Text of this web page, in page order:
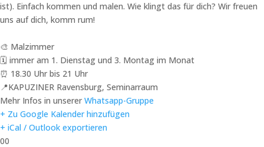
ist). Einfach kommen und malen. Wie klingt das für dich? Wir freuen
uns auf dich, komm rum!
🎨 Malzimmer
🗓️ immer am 1. Dienstag und 3. Montag im Monat
⏰ 18.30 Uhr bis 21 Uhr
📍KAPUZINER Ravensburg, Seminarraum
Mehr Infos in unserer Whatsapp-Gruppe
+ Zu Google Kalender hinzufügen
+ iCal / Outlook exportieren
00